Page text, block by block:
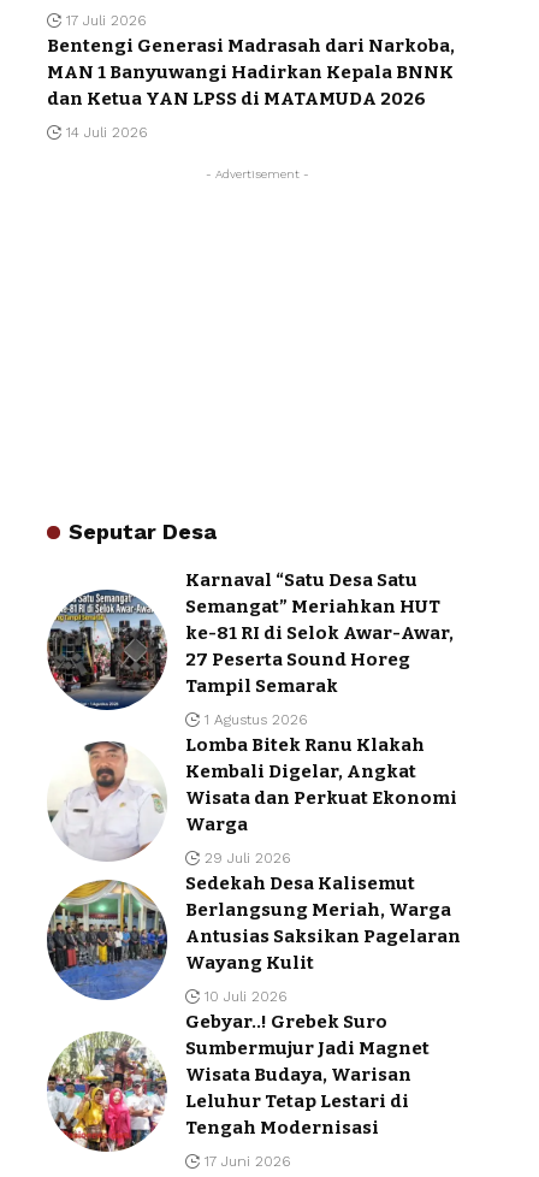
17 Juli 2026
Bentengi Generasi Madrasah dari Narkoba,
MAN 1 Banyuwangi Hadirkan Kepala BNNK
dan Ketua YAN LPSS di MATAMUDA 2026
14 Juli 2026
- Advertisement -
Seputar Desa
Karnaval “Satu Desa Satu
Semangat” Meriahkan HUT
ke-81 RI di Selok Awar-Awar,
27 Peserta Sound Horeg
Tampil Semarak
1 Agustus 2026
Lomba Bitek Ranu Klakah
Kembali Digelar, Angkat
Wisata dan Perkuat Ekonomi
Warga
29 Juli 2026
Sedekah Desa Kalisemut
Berlangsung Meriah, Warga
Antusias Saksikan Pagelaran
Wayang Kulit
10 Juli 2026
Gebyar..! Grebek Suro
Sumbermujur Jadi Magnet
Wisata Budaya, Warisan
Leluhur Tetap Lestari di
Tengah Modernisasi
17 Juni 2026